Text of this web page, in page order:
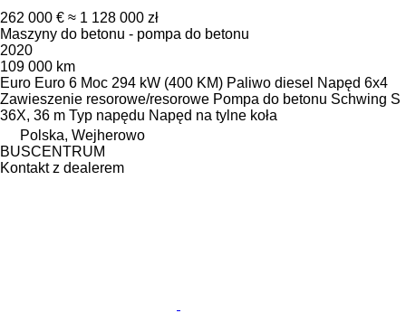
262 000 € ≈ 1 128 000 zł
Maszyny do betonu - pompa do betonu
2020
109 000 km
Euro Euro 6 Moc 294 kW (400 KM) Paliwo diesel Napęd 6x4
Zawieszenie resorowe/resorowe Pompa do betonu Schwing S
36X, 36 m Typ napędu Napęd na tylne koła
Polska, Wejherowo
BUSCENTRUM
Kontakt z dealerem